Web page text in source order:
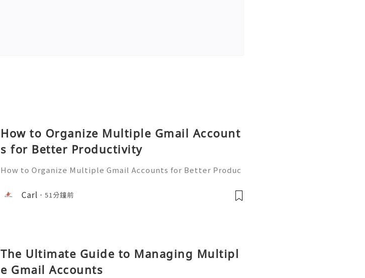
How to Organize Multiple Gmail Account
s for Better Productivity
How to Organize Multiple Gmail Accounts for Better Produc
💥 ❓ Have any questions? Feel free to contact us anytime for
assistance! ➥ Our support team is available 2
Carl 51分鐘前
The Ultimate Guide to Managing Multipl
e Gmail Accounts